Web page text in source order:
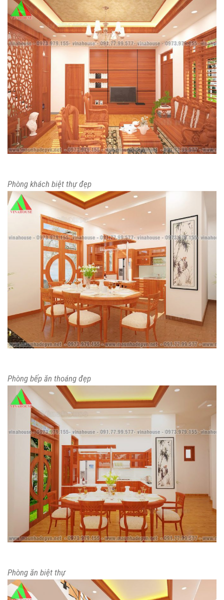
Phòng khách biệt thự đẹp
Phòng bếp ăn thoáng đẹp
Phòng ăn biệt thự